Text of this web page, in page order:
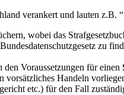
verankert und lauten
wobei das
zu
den Voraussetzungen für einen
vorsätzliches Handeln
etc.) für den Fall